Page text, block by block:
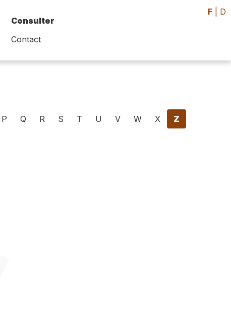
Consulter
Contact
F D
P Q R S T U V W X Z